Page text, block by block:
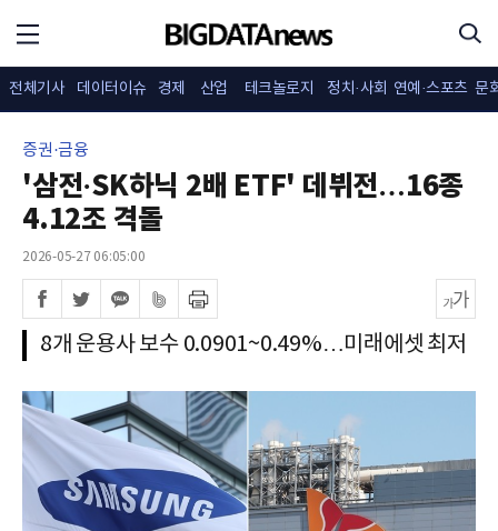
전체기사 데이터이슈 경제 산업 테크놀로지 정치·사회 연예·스포츠 문
증권·금융
'삼전·SK하닉 2배 ETF' 데뷔전…16종
4.12조 격돌
2026-05-27 06:05:00
8개 운용사 보수 0.0901~0.49%…미래에셋 최저